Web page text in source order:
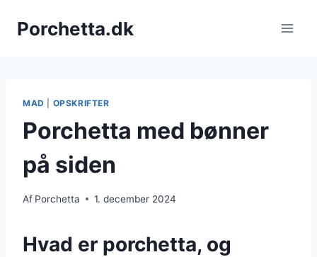
Porchetta.dk
MAD OPSKRIFTER
Porchetta med bønner
på siden
Af Porchetta 1. december 2024
Hvad er porchetta, og